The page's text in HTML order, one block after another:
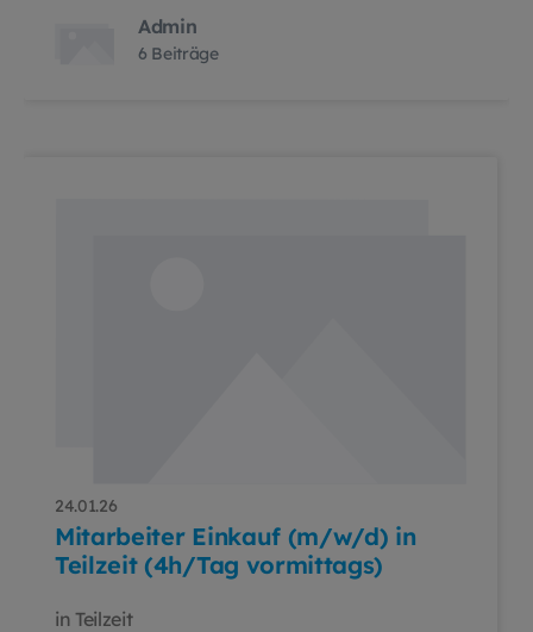
Admin
6 Beiträge
24.01.26
Mitarbeiter Einkauf (m/w/d) in
Teilzeit (4h/Tag vormittags)
in Teilzeit